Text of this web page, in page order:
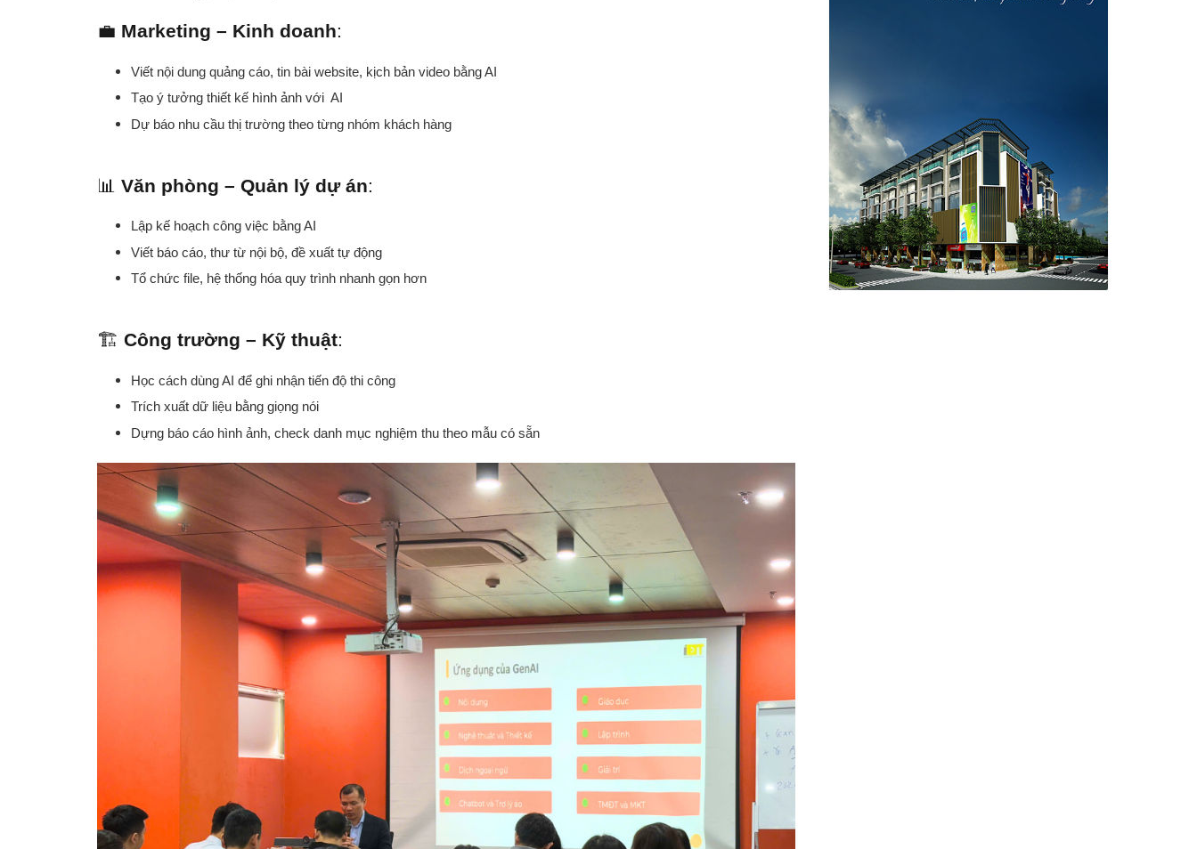
💼 Marketing – Kinh doanh:
Viết nội dung quảng cáo, tin bài website, kịch bản video bằng AI
Tạo ý tưởng thiết kế hình ảnh với AI
Dự báo nhu cầu thị trường theo từng nhóm khách hàng
📊 Văn phòng – Quản lý dự án:
Lập kế hoạch công việc bằng AI
Viết báo cáo, thư từ nội bộ, đề xuất tự động
Tổ chức file, hệ thống hóa quy trình nhanh gọn hơn
🏗️ Công trường – Kỹ thuật:
Học cách dùng AI để ghi nhận tiến độ thi công
Trích xuất dữ liệu bằng giọng nói
Dựng báo cáo hình ảnh, check danh mục nghiệm thu theo mẫu có sẵn